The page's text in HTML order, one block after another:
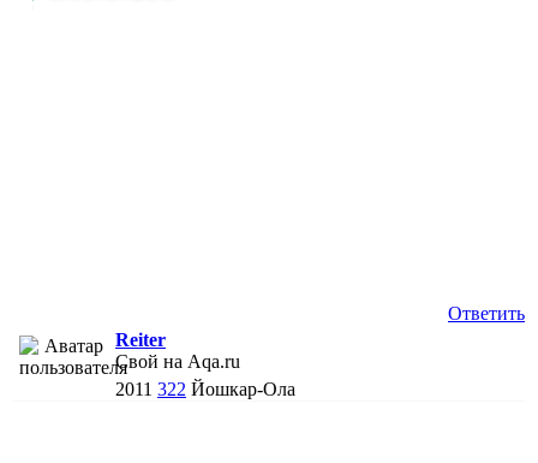
Ответить
Reiter
Свой на Aqa.ru
2011 322 Йошкар-Ола